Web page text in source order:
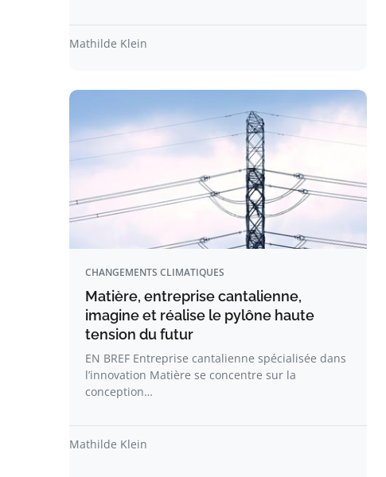
Mathilde Klein
CHANGEMENTS CLIMATIQUES
Matière, entreprise cantalienne,
imagine et réalise le pylône haute
tension du futur
EN BREF Entreprise cantalienne spécialisée dans
l’innovation Matière se concentre sur la
conception…
Mathilde Klein